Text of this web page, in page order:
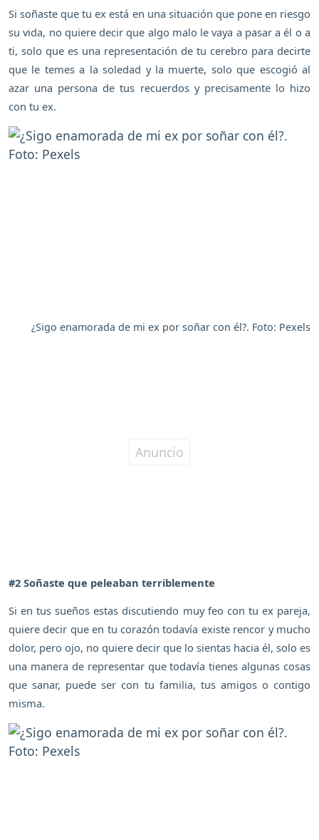
Si soñaste que tu ex está en una situación que pone en riesgo
su vida, no quiere decir que algo malo le vaya a pasar a él o a
ti, solo que es una representación de tu cerebro para decirte
que le temes a la soledad y la muerte, solo que escogió al
azar una persona de tus recuerdos y precisamente lo hizo
con tu ex.
¿Sigo enamorada de mi ex por soñar con él?. Foto: Pexels
#2 Soñaste que peleaban terriblemente
Si en tus sueños estas discutiendo muy feo con tu ex pareja,
quiere decir que en tu corazón todavía existe rencor y mucho
dolor, pero ojo, no quiere decir que lo sientas hacia él, solo es
una manera de representar que todavía tienes algunas cosas
que sanar, puede ser con tu familia, tus amigos o contigo
misma.